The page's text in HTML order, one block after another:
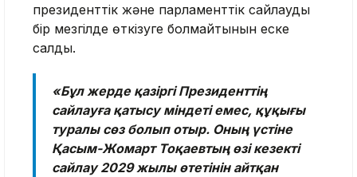
президенттік және парламенттік сайлауды
бір мезгілде өткізуге болмайтынын еске
салды.
«Бұл жерде қазіргі Президенттің
сайлауға қатысу міндеті емес, құқығы
туралы сөз болып отыр. Оның үстіне
Қасым-Жомарт Тоқаевтың өзі кезекті
сайлау 2029 жылы өтетінін айтқан